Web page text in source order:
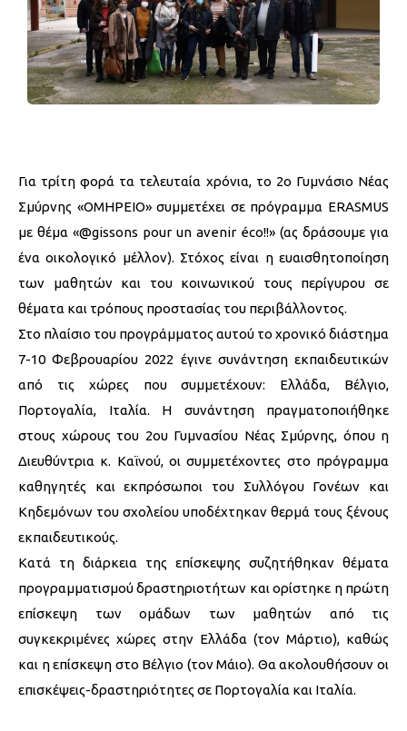
Για τρίτη φορά τα τελευταία χρόνια, το 2ο Γυμνάσιο Νέας
Σμύρνης «ΟΜΗΡΕΙΟ» συμμετέχει σε πρόγραμμα ERASMUS
με θέμα «@gissons pour un avenir éco!!» (ας δράσουμε για
ένα οικολογικό μέλλον). Στόχος είναι η ευαισθητοποίηση
των μαθητών και του κοινωνικού τους περίγυρου σε
θέματα και τρόπους προστασίας του περιβάλλοντος.
Στο πλαίσιο του προγράμματος αυτού το χρονικό διάστημα
7-10 Φεβρουαρίου 2022 έγινε συνάντηση εκπαιδευτικών
από τις χώρες που συμμετέχουν: Ελλάδα, Βέλγιο,
Πορτογαλία, Ιταλία. Η συνάντηση πραγματοποιήθηκε
στους χώρους του 2ου Γυμνασίου Νέας Σμύρνης, όπου η
Διευθύντρια κ. Καϊνού, οι συμμετέχοντες στο πρόγραμμα
καθηγητές και εκπρόσωποι του Συλλόγου Γονέων και
Κηδεμόνων του σχολείου υποδέχτηκαν θερμά τους ξένους
εκπαιδευτικούς.
Κατά τη διάρκεια της επίσκεψης συζητήθηκαν θέματα
προγραμματισμού δραστηριοτήτων και ορίστηκε η πρώτη
επίσκεψη των ομάδων των μαθητών από τις
συγκεκριμένες χώρες στην Ελλάδα (τον Μάρτιο), καθώς
και η επίσκεψη στο Βέλγιο (τον Μάιο). Θα ακολουθήσουν οι
επισκέψεις-δραστηριότητες σε Πορτογαλία και Ιταλία.